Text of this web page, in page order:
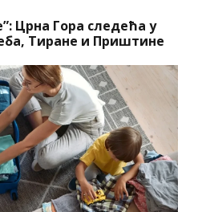
Црна Гора следећа у
Тиране и Приштине